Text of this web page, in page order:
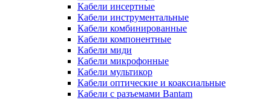
Кабели инсертные
Кабели инструментальные
Кабели комбинированные
Кабели компонентные
Кабели миди
Кабели микрофонные
Кабели мультикор
Кабели оптические и коаксиальные
Кабели с разъемами Bantam